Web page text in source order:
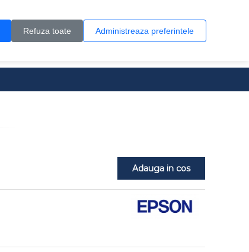
Refuza toate Administreaza preferintele
0 produs(e)
Adauga in cos